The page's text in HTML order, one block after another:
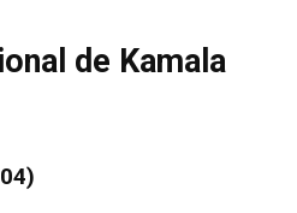
de Kamala